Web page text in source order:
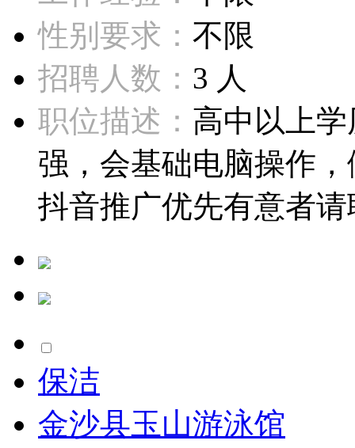
性别要求： 不限
招聘人数： 3 人
职位描述： 高中以上
强，会基础电脑操作
抖音推广优先有意者请
保洁
金沙县玉山游泳馆